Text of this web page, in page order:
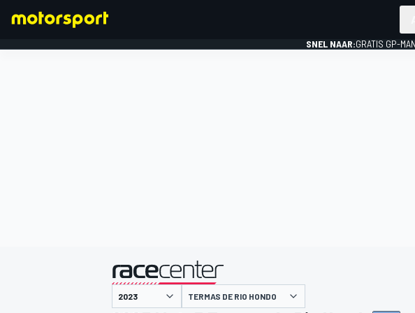
SNEL NAAR:GRATIS GP-
gepresenteerd door
TERMAS DE RIO HONDO